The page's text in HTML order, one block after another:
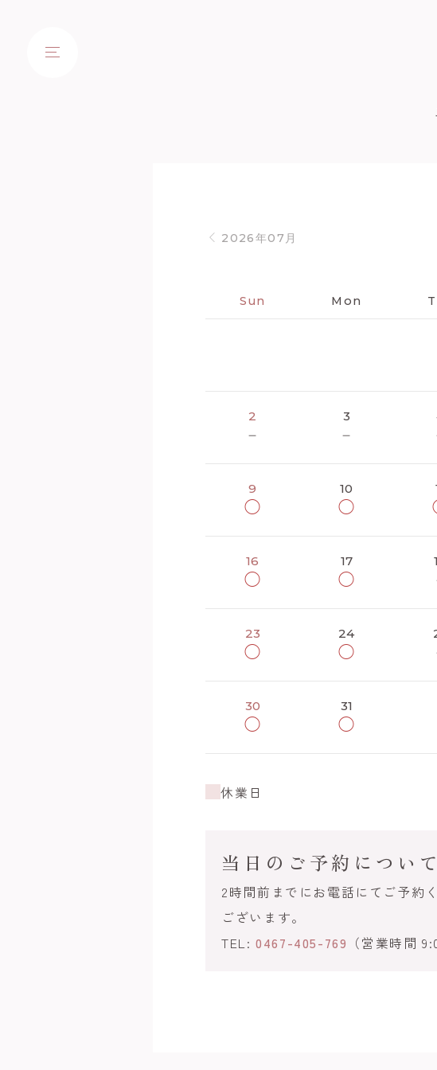
2026年07月
Sun Mon
2
－
3
－
9
◯
10
◯
16
◯
17
◯
23
◯
24
◯
30
◯
31
◯
休業日
当日のご予約について
2時間前までにお電話にてご予約
ございます。
TEL:0467-405-769 （営業時間